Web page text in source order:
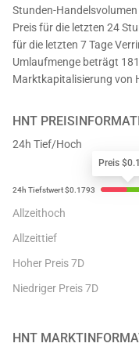
Stunden-
Preis für die letzten 24
für die letzten 7 Tage
Umlaufmenge beträgt
Marktkapitalisierung von
HNT
24h Tief/Hoch
Preis
Allzeithoch
Allzeittief
Hoher Preis 7D
Niedriger Preis 7D
HNT